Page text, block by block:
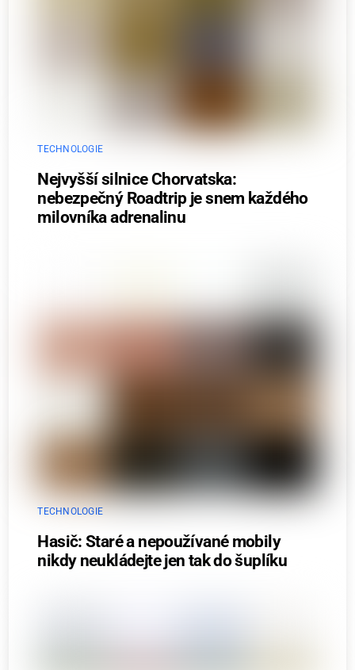
TECHNOLOGIE
Nejvyšší silnice Chorvatska:
nebezpečný Roadtrip je snem každého
milovníka adrenalinu
TECHNOLOGIE
Hasič: Staré a nepoužívané mobily
nikdy neukládejte jen tak do šuplíku